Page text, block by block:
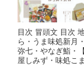
目次 冒頭文 目次
ら・うま味処新月
弥七・やなぎ鮨・
屋しみず・味処こ